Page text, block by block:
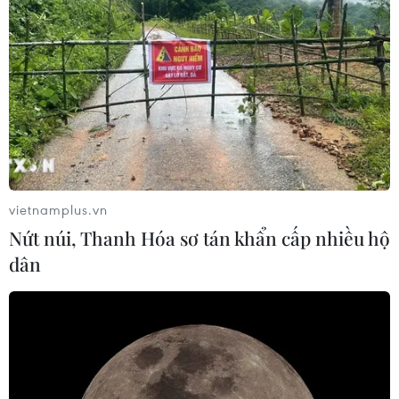
Nguyễn Trọng Khoa, ngày 15/8/2018 trên các phương
tiện truyền thông có đưa tin “Uống nhầm ma túy, thiếu
úy công an tử vong.”
vietnamplus.vn
Nứt núi, Thanh Hóa sơ tán khẩn cấp nhiều hộ
dân